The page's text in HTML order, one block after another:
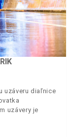
uzáveru diaľnice
uzávery je